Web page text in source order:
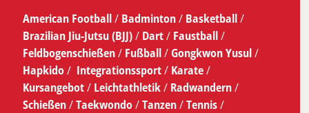
American Football/ Badminton/ Basketball/
Brazilian Jiu-Jutsu (BJJ)/ Dart/ Faustball/
Feldbogenschießen/ Fußball/Gongkwon Yusul/
Hapkido/ Integrationssport/ Karate/
Kursangebot/Leichtathletik/ Radwandern/
Schießen/Taekwondo/Tanzen/Tennis/